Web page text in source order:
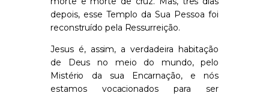
depois, esse Templo da Sua Pessoa foi
reconstruído pela Ressurreição.
Jesus é, assim, a verdadeira habitação
de Deus no meio do mundo, pelo
Mistério da sua Encarnação, e nós
estamos vocacionados para ser